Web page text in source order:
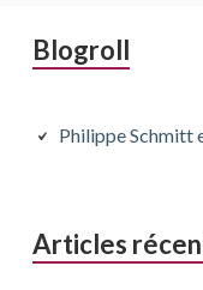
Barre
principale
Blogroll
Philippe Schmitt
Articles